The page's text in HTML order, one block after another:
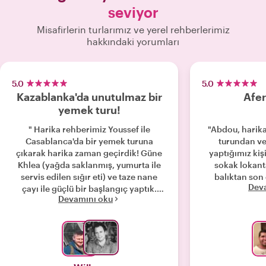
seviyor
Misafirlerin turlarımız ve yerel rehberlerimiz
hakkındaki yorumları
5.0
Kazablanka'da unutulmaz bir
yemek turu!
" Harika rehberimiz Youssef ile
Casablanca'da bir yemek turuna
çıkarak harika zaman geçirdik! Güne
Khlea (yağda saklanmış, yumurta ile
servis edilen sığır eti) ve taze nane
çayı ile güçlü bir başlangıç yaptık.
Ardından taze istiridye, yengeç ve
kesinlikle çok lezzetliydi (en azından
benim için, gerçi grubun geri kalanı da
cesurca denedi!). Daha sonra Oreo,
KitKat ve hatta kahve ile
Devamını oku
5.0
"Abdou,
turundan
yaptığımız
sokak
balıktan